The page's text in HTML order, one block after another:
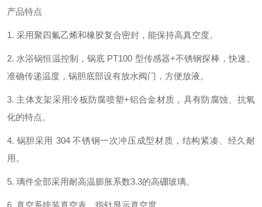
产品特点
1. 采用聚四氟乙烯和橡胶复合密封，能保持高真空度。
2. 水浴锅恒温控制，锅底 PT100 型传感器+不锈钢探棒，快速、
准确传递温度 ， 锅胆底部设有放水阀门，方便放液。
3. 主体支架采用冷板防腐喷塑+铝合金材质，具有防腐蚀、抗氧
化的特点。
4. 锅胆采用 304不锈钢一次冲压成型材质，结构紧凑、经久耐
用 。
5. 璃件全部采用耐高温膨胀系数3.3的高硼玻璃。
6. 真空系统装真空表， 指针显示真空度。